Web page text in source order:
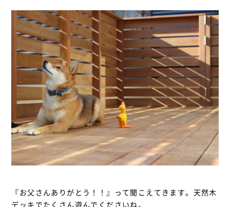
『お父さんありがとう！！』って聞こえてきます。天然木
デッキでたくさん遊んでくださいね。